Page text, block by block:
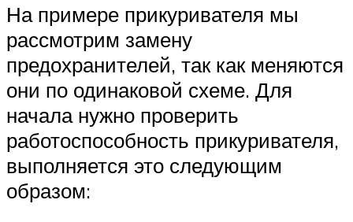
На примере прикуривателя мы
рассмотрим замену
предохранителей, так как меняются
они по одинаковой схеме. Для
начала нужно проверить
работоспособность прикуривателя,
выполняется это следующим
образом: